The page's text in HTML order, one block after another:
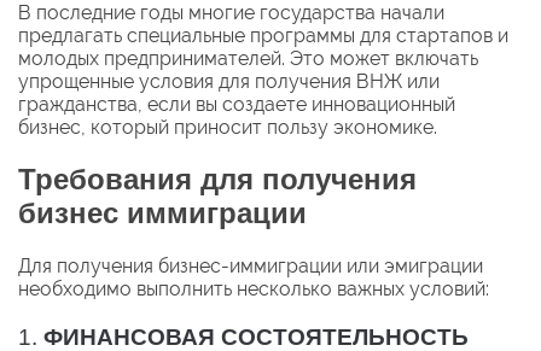
В последние годы многие государства начали
предлагать специальные программы для стартапов и
молодых предпринимателей. Это может включать
упрощенные условия для получения ВНЖ или
гражданства, если вы создаете инновационный
бизнес, который приносит пользу экономике.
Требования для получения
бизнес иммиграции
Для получения бизнес-иммиграции или эмиграции
необходимо выполнить несколько важных условий:
1. ФИНАНСОВАЯ СОСТОЯТЕЛЬНОСТЬ